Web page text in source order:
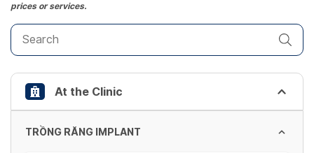
to
get
the
keyboard
shortcuts
for
changing
dates.
prices or services.
At the Clinic
TRỒNG RĂNG IMPLANT